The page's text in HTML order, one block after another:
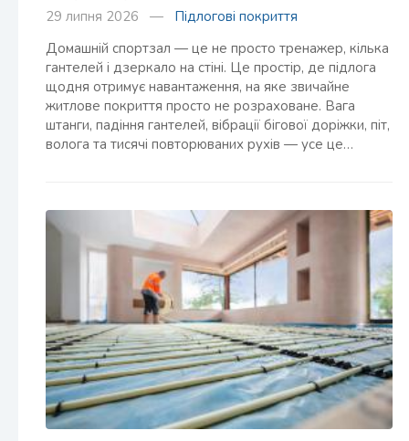
29 липня 2026 — Підлогові покриття
Домашній спортзал — це не просто тренажер, кілька
гантелей і дзеркало на стіні. Це простір, де підлога
щодня отримує навантаження, на яке звичайне
житлове покриття просто не розраховане. Вага
штанги, падіння гантелей, вібрації бігової доріжки, піт,
волога та тисячі повторюваних рухів — усе це…